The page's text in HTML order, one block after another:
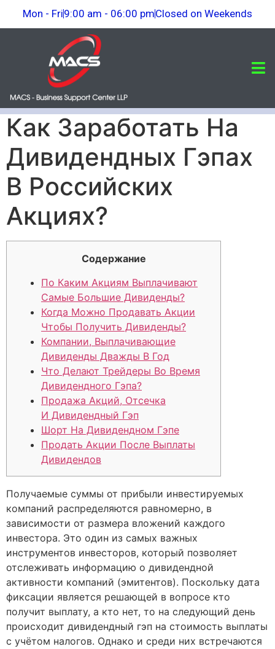
Mon - Fri9:00 am - 06:00 pmClosed on Weekends
Как Заработать На
Дивидендных Гэпах
В Российских
Акциях?
Содержание
По Каким Акциям Выплачивают
Самые Большие Дивиденды?
Когда Можно Продавать Акции
Чтобы Получить Дивиденды?
Компании, Выплачивающие
Дивиденды Дважды В Год
Что Делают Трейдеры Во Время
Дивидендного Гэпа?
Продажа Акций, Отсечка
И Дивидендный Гэп
Шорт На Дивидендном Гэпе
Продать Акции После Выплаты
Дивидендов
Получаемые суммы от прибыли инвестируемых
компаний распределяются равномерно, в
зависимости от размера вложений каждого
инвестора. Это один из самых важных
инструментов инвесторов, который позволяет
отслеживать информацию о дивидендной
активности компаний (эмитентов). Поскольку дата
фиксации является решающей в вопросе кто
получит выплату, а кто нет, то на следующий день
происходит дивидендный гэп на стоимость выплаты
с учётом налогов. Однако и среди них встречаются